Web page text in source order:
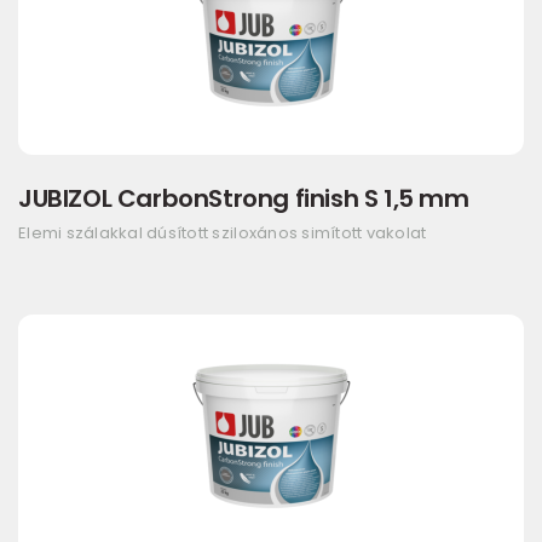
JUBIZOL CarbonStrong finish S 1,5 mm
Elemi szálakkal dúsított sziloxános simított vakolat